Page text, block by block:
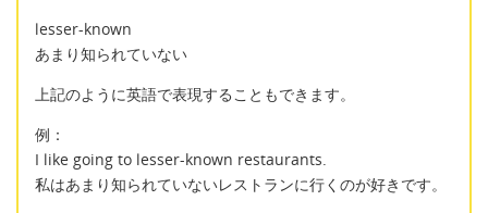
lesser-known
あまり知られていない
上記のように英語で表現することもできます。
例：
I like going to lesser-known restaurants.
私はあまり知られていないレストランに行くのが好きです。